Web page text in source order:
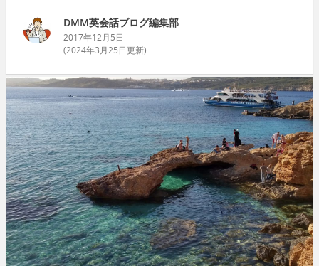
DMM英会話ブログ編集部
2017年12月5日
(2024年3月25日更新)